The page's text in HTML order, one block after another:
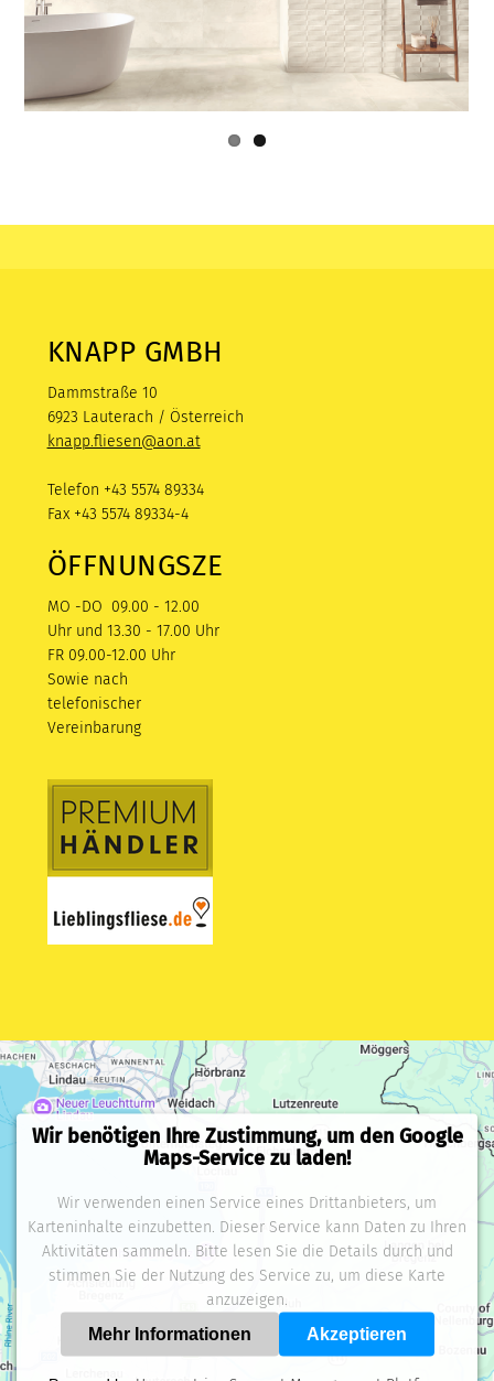
Previous Next
KNAPP GMBH
Dammstraße 10
6923 Lauterach / Österreich
knapp.fliesen@aon.at
Telefon +43 5574 89334
Fax +43 5574 89334-4
ÖFFNUNGSZEITEN
MO -DO 09.00 - 12.00
Uhr und 13.30 - 17.00 Uhr
FR 09.00-12.00 Uhr
Sowie nach
telefonischer
Vereinbarung
Wir benötigen Ihre Zustimmung, um den Google
Maps-Service zu laden!
Wir verwenden einen Service eines Drittanbieters, um
Karteninhalte einzubetten. Dieser Service kann Daten zu Ihren
Aktivitäten sammeln. Bitte lesen Sie die Details durch und
stimmen Sie der Nutzung des Service zu, um diese Karte
anzuzeigen.
Mehr Informationen
Akzeptieren